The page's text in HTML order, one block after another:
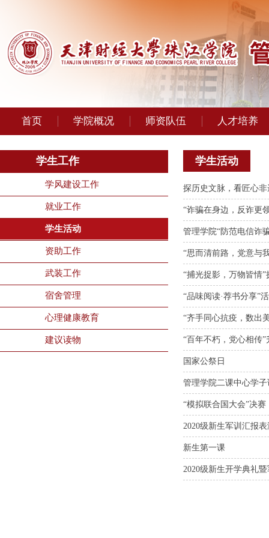
首页 学院概况 师资队伍 人才培养
学生工作
学风建设工作
就业工作
学生活动
资助工作
武装工作
宿舍管理
心理健康教育
建议读物
学生活动
探历史文脉，看匠心
“诈骗在身边，反诈更
管理学院“防范电信诈
“思而清前路，党意与
“捕光捉影，万物皆情
“品味阅读·荐书分享”
“齐手同心抗疫，数出
“百年不朽，党心相传”
国家公祭日
管理学院二课中心学
“模拟联合国大会”决赛
2020级新生军训汇报
新生第一课
2020级新生开学典礼